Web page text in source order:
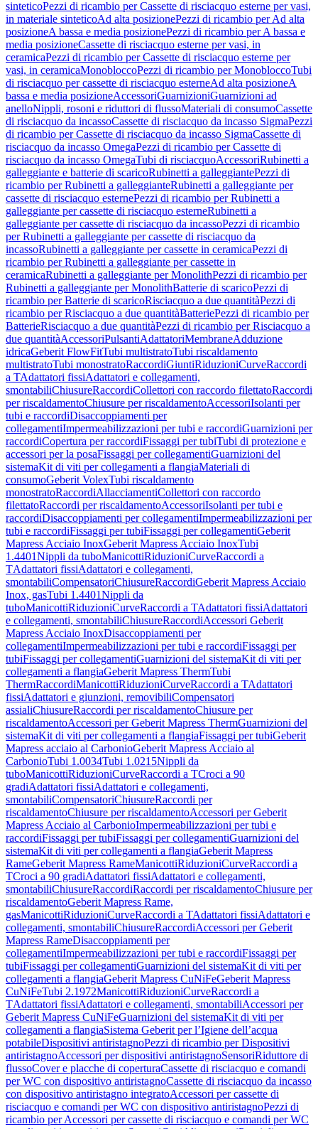
sinteticoPezzi di ricambio per Cassette di risciacquo esterne per vasi,
in materiale sinteticoAd alta posizionePezzi di ricambio per Ad alta
posizioneA bassa e media posizionePezzi di ricambio per A bassa e
media posizioneCassette di risciacquo esterne per vasi, in
ceramicaPezzi di ricambio per Cassette di risciacquo esterne per
vasi, in ceramicaMonobloccoPezzi di ricambio per MonobloccoTubi
di risciacquo per cassette di risciacquo esterneAd alta posizioneA
bassa e media posizioneAccessoriGuarnizioniGuarnizioni ad
anelloNippli, rosoni e riduttori di flussoMateriali di consumoCassette
di risciacquo da incassoCassette di risciacquo da incasso SigmaPezzi
di ricambio per Cassette di risciacquo da incasso SigmaCassette di
risciacquo da incasso OmegaPezzi di ricambio per Cassette di
risciacquo da incasso OmegaTubi di risciacquoAccessoriRubinetti a
galleggiante e batterie di scaricoRubinetti a galleggiantePezzi di
ricambio per Rubinetti a galleggianteRubinetti a galleggiante per
cassette di risciacquo esternePezzi di ricambio per Rubinetti a
galleggiante per cassette di risciacquo esterneRubinetti a
galleggiante per cassette di risciacquo da incassoPezzi di ricambio
per Rubinetti a galleggiante per cassette di risciacquo da
incassoRubinetti a galleggiante per cassette in ceramicaPezzi di
ricambio per Rubinetti a galleggiante per cassette in
ceramicaRubinetti a galleggiante per MonolithPezzi di ricambio per
Rubinetti a galleggiante per MonolithBatterie di scaricoPezzi di
ricambio per Batterie di scaricoRisciacquo a due quantitàPezzi di
ricambio per Risciacquo a due quantitàBatteriePezzi di ricambio per
BatterieRisciacquo a due quantitàPezzi di ricambio per Risciacquo a
due quantitàAccessoriPulsantiAdattatoriMembraneAdduzione
idricaGeberit FlowFitTubi multistratoTubi riscaldamento
multistratoTubi monostratoRaccordiGiuntiRiduzioniCurveRaccordi
a TAdattatori fissiAdattatori e collegamenti,
smontabiliChiusureRaccordiCollettori con raccordo filettatoRaccordi
per riscaldamentoChiusure per riscaldamentoAccessoriIsolanti per
tubi e raccordiDisaccoppiamenti per
collegamentiImpermeabilizzazioni per tubi e raccordiGuarnizioni per
raccordiCopertura per raccordiFissaggi per tubiTubi di protezione e
accessori per la posaFissaggi per collegamentiGuarnizioni del
sistemaKit di viti per collegamenti a flangiaMateriali di
consumoGeberit VolexTubi riscaldamento
monostratoRaccordiAllacciamentiCollettori con raccordo
filettatoRaccordi per riscaldamentoAccessoriIsolanti per tubi e
raccordiDisaccoppiamenti per collegamentiImpermeabilizzazioni per
tubi e raccordiFissaggi per tubiFissaggi per collegamentiGeberit
Mapress Acciaio InoxGeberit Mapress Acciaio InoxTubi
1.4401Nippli da tuboManicottiRiduzioniCurveRaccordi a
TAdattatori fissiAdattatori e collegamenti,
smontabiliCompensatoriChiusureRaccordiGeberit Mapress Acciaio
Inox, gasTubi 1.4401Nippli da
tuboManicottiRiduzioniCurveRaccordi a TAdattatori fissiAdattatori
e collegamenti, smontabiliChiusureRaccordiAccessori Geberit
Mapress Acciaio InoxDisaccoppiamenti per
collegamentiImpermeabilizzazioni per tubi e raccordiFissaggi per
tubiFissaggi per collegamentiGuarnizioni del sistemaKit di viti per
collegamenti a flangiaGeberit Mapress ThermTubi
ThermRaccordiManicottiRiduzioniCurveRaccordi a TAdattatori
fissiAdattatori e giunzioni, removibiliCompensatori
assialiChiusureRaccordi per riscaldamentoChiusure per
riscaldamentoAccessori per Geberit Mapress ThermGuarnizioni del
sistemaKit di viti per collegamenti a flangiaFissaggi per tubiGeberit
Mapress acciaio al CarbonioGeberit Mapress Acciaio al
CarbonioTubi 1.0034Tubi 1.0215Nippli da
tuboManicottiRiduzioniCurveRaccordi a TCroci a 90
gradiAdattatori fissiAdattatori e collegamenti,
smontabiliCompensatoriChiusureRaccordi per
riscaldamentoChiusure per riscaldamentoAccessori per Geberit
Mapress Acciaio al CarbonioImpermeabilizzazioni per tubi e
raccordiFissaggi per tubiFissaggi per collegamentiGuarnizioni del
sistemaKit di viti per collegamenti a flangiaGeberit Mapress
RameGeberit Mapress RameManicottiRiduzioniCurveRaccordi a
TCroci a 90 gradiAdattatori fissiAdattatori e collegamenti,
smontabiliChiusureRaccordiRaccordi per riscaldamentoChiusure per
riscaldamentoGeberit Mapress Rame,
gasManicottiRiduzioniCurveRaccordi a TAdattatori fissiAdattatori e
collegamenti, smontabiliChiusureRaccordiAccessori per Geberit
Mapress RameDisaccoppiamenti per
collegamentiImpermeabilizzazioni per tubi e raccordiFissaggi per
tubiFissaggi per collegamentiGuarnizioni del sistemaKit di viti per
collegamenti a flangiaGeberit Mapress CuNiFeGeberit Mapress
CuNiFeTubi 2.1972ManicottiRiduzioniCurveRaccordi a
TAdattatori fissiAdattatori e collegamenti, smontabiliAccessori per
Geberit Mapress CuNiFeGuarnizioni del sistemaKit di viti per
collegamenti a flangiaSistema Geberit per l’Igiene dell’acqua
potabileDispositivi antiristagnoPezzi di ricambio per Dispositivi
antiristagnoAccessori per dispositivi antiristagnoSensoriRiduttore di
flussoCover e placche di coperturaCassette di risciacquo e comandi
per WC con dispositivo antiristagnoCassette di risciacquo da incasso
con dispositivo antiristagno integratoAccessori per cassette di
risciacquo e comandi per WC con dispositivo antiristagnoPezzi di
ricambio per Accessori per cassette di risciacquo e comandi per WC